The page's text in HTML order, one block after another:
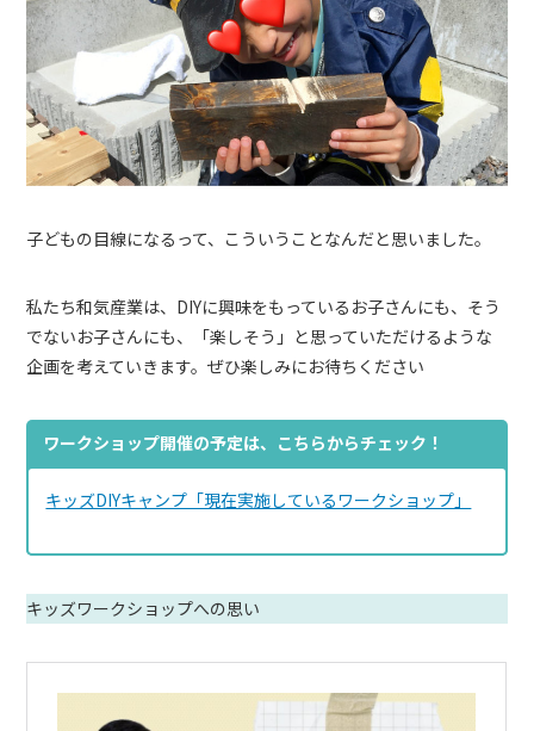
子どもの目線になるって、こういうことなんだと思いました。
私たち和気産業は、DIYに興味をもっているお子さんにも、そう
でないお子さんにも、「楽しそう」と思っていただけるような
企画を考えていきます。ぜひ楽しみにお待ちください
ワークショップ開催の予定は、こちらからチェック！
キッズDIYキャンプ「現在実施しているワークショップ」
キッズワークショップへの思い